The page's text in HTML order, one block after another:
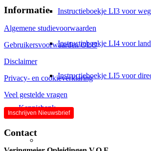
Instructieboekje LI3 voor
Instructieboekje LI4 voor
Instructieboekje LI5 voor
Kennisbank
Informatie
Algemene studievoorwaarden
Gebruikersvoorwaarden OLO
Disclaimer
Privacy- en cookieverklaring
Veel gestelde vragen
Inschrijven Nieuwsbrief
Contact